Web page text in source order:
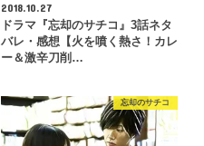
2018.10.27
ドラマ『忘却のサチコ』3話ネタ
バレ・感想【火を噴く熱さ！カレ
ー＆激辛刀削…
忘却のサチコ